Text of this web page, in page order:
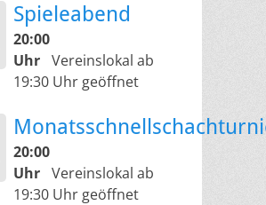
Spieleabend
20:00
Uhr Vereinslokal ab
19:30 Uhr geöffnet
20:00
Uhr Vereinslokal ab
19:30 Uhr geöffnet